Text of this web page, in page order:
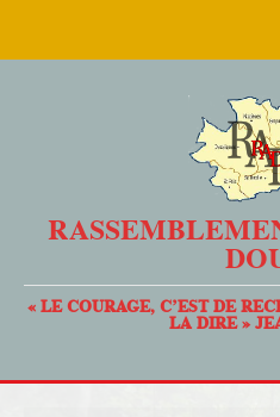
« LE COURAGE, C’EST DE
LA DIRE »